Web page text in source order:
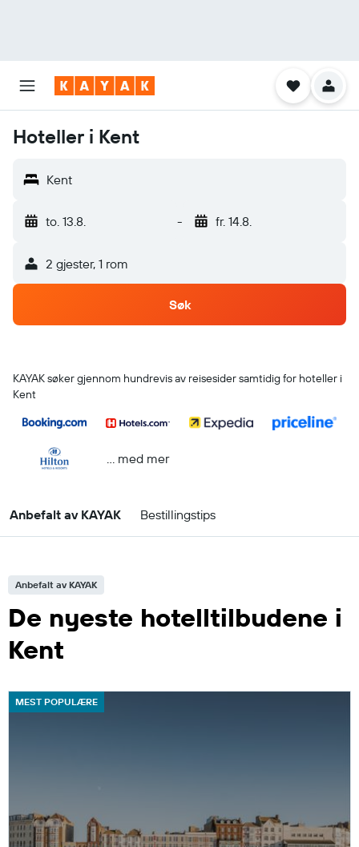
Hoteller i Kent
Kent
to. 13.8. - fr. 14.8.
2 gjester, 1 rom
Søk
KAYAK søker gjennom hundrevis av reisesider samtidig for hoteller i
Kent
… med mer
Anbefalt av KAYAK Bestillingstips
Anbefalt av KAYAK
De nyeste hotelltilbudene i
Kent
MEST POPULÆRE